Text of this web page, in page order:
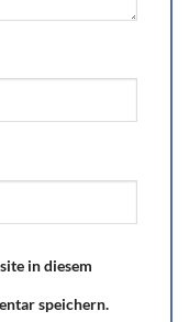
in diesem
speichern.